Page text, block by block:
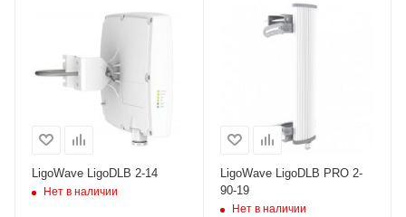
LigoWave LigoDLB 2-14
Нет в наличии
LigoWave LigoDLB PRO 2-
90-19
Нет в наличии